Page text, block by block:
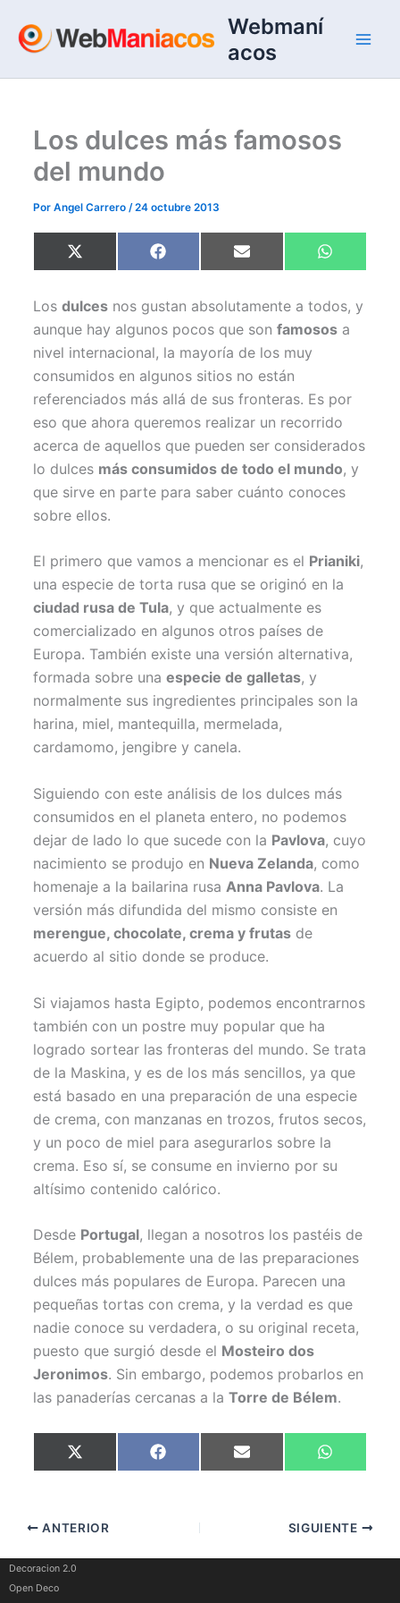
contenido
Webmaní
acos
Los dulces más famosos
del mundo
PorAngel Carrero/24 octubre 2013
Compartir
en
X
(
i
t
e
r
)
Compartir
en
F
a
b
o
k
Compartir
en
E
m
l
Compartir
en
W
h
s
p
Losdulces nos gustan absolutamente a todos, y
aunque hay algunos pocos que sonfamosos a
nivel internacional, la mayoría de los muy
consumidos en algunos sitios no están
referenciados más allá de sus fronteras. Es por
eso que ahora queremos realizar un recorrido
acerca de aquellos que pueden ser considerados
lo dulces más consumidos de todo el mundo, y
que sirve en parte para saber cuánto conoces
sobre ellos.
El primero que vamos a mencionar es el Prianiki,
una especie de torta rusa que se originó en la
ciudad rusa de Tula, y que actualmente es
comercializado en algunos otros países de
Europa. También existe una versión alternativa,
formada sobre unaespecie de galletas, y
normalmente sus ingredientes principales son la
harina, miel, mantequilla, mermelada,
cardamomo, jengibre y canela.
Siguiendo con este análisis de los dulces más
consumidos en el planeta entero, no podemos
dejar de lado lo que sucede con la Pavlova, cuyo
nacimiento se produjo en Nueva Zelanda, como
homenaje a la bailarina rusa Anna Pavlova. La
versión más difundida del mismo consiste en
merengue, chocolate, crema y frutas de
acuerdo al sitio donde se produce.
Si viajamos hasta Egipto, podemos encontrarnos
también con un postre muy popular que ha
logrado sortear las fronteras del mundo. Se trata
de la Maskina, y es de los más sencillos, ya que
está basado en una preparación de una especie
de crema, con manzanas en trozos, frutos secos,
y un poco de miel para asegurarlos sobre la
crema. Eso sí, se consume en invierno por su
altísimo contenido calórico.
Desde Portugal, llegan a nosotros los pastéis de
Bélem, probablemente una de las preparaciones
dulces más populares de Europa. Parecen una
pequeñas tortas con crema, y la verdad es que
nadie conoce su verdadera, o su original receta,
puesto que surgió desde el Mosteiro dos
Jeronimos. Sin embargo, podemos probarlos en
las panaderías cercanas a laTorre de Bélem.
Compartir
en
X
(
t
t
r
Compartir
en
F
a
Compartir
en
E
m
Compartir
en
W
h
A
p
ANTERIOR SIGUIENTE
Decoracion 2.0
Open Deco